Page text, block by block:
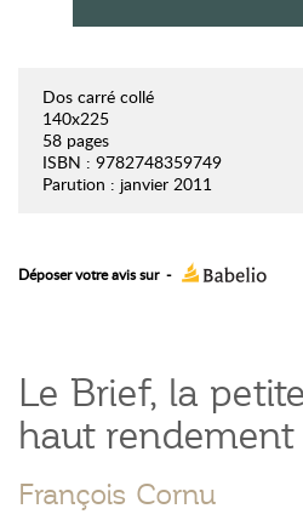
Dos carré collé
140x225
58 pages
ISBN : 9782748359749
Parution : janvier 2011
Déposer votre avis sur -
Le Brief, la
haut rendement
François Cornu